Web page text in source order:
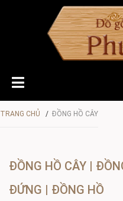
TRANG CHỦ / ĐỒNG HỒ CÂY
ĐỒNG HỒ CÂY |
ĐỨNG | ĐỒNG HỒ